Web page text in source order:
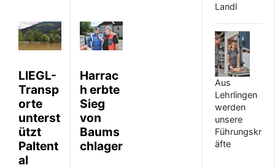
LIEGL-
Transp
orte
unterst
ützt
Paltent
al
Harrac
h erbte
Sieg
von
Baums
chlager
Landl
Aus
Lehrlingen
werden
unsere
Führungskr
äfte